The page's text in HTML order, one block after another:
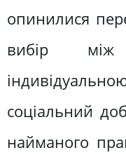
опинилися
вибір
соціальний
найманого